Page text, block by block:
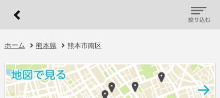
ホーム 熊本県 熊本市南区